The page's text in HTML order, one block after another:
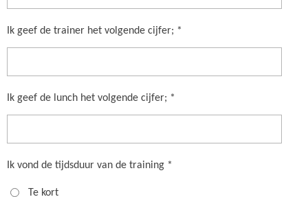
Ik geef de trainer het volgende cijfer; *
Ik geef de lunch het volgende cijfer; *
Ik vond de tijdsduur van de training *
Te kort